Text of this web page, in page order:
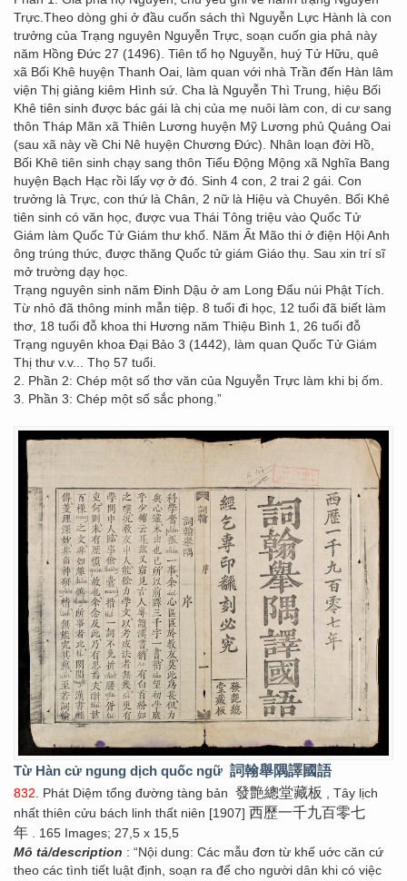
Trực.Theo dòng ghi ở đầu cuốn sách thì Nguyễn Lực Hành là con
trưởng của Trạng nguyên Nguyễn Trực, soạn cuốn gia phả này
năm Hồng Đức 27 (1496). Tiên tổ họ Nguyễn, huý Tử Hữu, quê
xã Bối Khê huyện Thanh Oai, làm quan với nhà Trần đến Hàn lâm
viện Thị giảng kiêm Hình sứ. Cha là Nguyễn Thì Trung, hiệu Bối
Khê tiên sinh được bác gái là chị của mẹ nuôi làm con, di cư sang
thôn Tháp Mãn xã Thiên Lương huyện Mỹ Lương phủ Quảng Oai
(sau xã này về Chi Nê huyện Chương Đức). Nhân loạn đời Hồ,
Bối Khê tiên sinh chạy sang thôn Tiểu Động Mộng xã Nghĩa Bang
huyện Bạch Hạc rồi lấy vợ ở đó. Sinh 4 con, 2 trai 2 gái. Con
trưởng là Trực, con thứ là Chân, 2 nữ là Hiệu và Chuyên. Bối Khê
tiên sinh có văn học, được vua Thái Tông triệu vào Quốc Tử
Giám làm Quốc Tử Giám thư khố. Năm Ất Mão thi ở điện Hội Anh
ông trúng thức, được thăng Quốc tử giám Giáo thụ. Sau xin trí sĩ
mở trường dạy học.
Trạng nguyên sinh năm Đinh Dậu ở am Long Đẩu núi Phật Tích.
Từ nhỏ đã thông minh mẫn tiệp. 8 tuổi đi học, 12 tuổi đã biết làm
thơ, 18 tuổi đỗ khoa thi Hương năm Thiệu Bình 1, 26 tuổi đỗ
Trạng nguyên khoa Đại Bảo 3 (1442), làm quan Quốc Tử Giám
Thị thư v.v... Thọ 57 tuổi.
2. Phần 2: Chép một số thơ văn của Nguyễn Trực làm khi bị ốm.
3. Phần 3: Chép một số sắc phong.”
Từ Hàn cử ngung dịch quốc ngữ 詞翰舉隅譯國語
832 . Phát Diệm tổng đường tàng bản 發艶總堂藏板
, Tây lịch
nhất thiên cửu bách linh thất niên [1907] 西歷一千九百零七
年 . 165 Images; 27,5 x 15,5
Mô tả/description : “Nội dung: Các mẫu đơn từ khế uớc căn cứ
theo các tình tiết luật định, soạn ra để cho người dân khi có việc